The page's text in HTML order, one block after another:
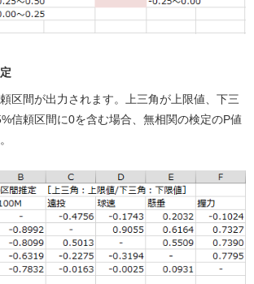
区間が出力されます。上三角が上限値、下三
信頼区間に0を含む場合、無相関の検定のP値